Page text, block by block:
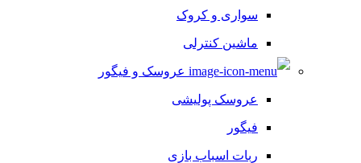
سواری و کروک
ماشین کنترلی
عروسک و فیگور
عروسک پولیشی
فیگور
ربات اسباب بازی